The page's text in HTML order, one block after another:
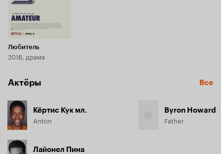
Любитель
2018, драма
Актёры Все
Кёртис Кук мл.
Anton
Лайонел Пина
Byron Howard
Father